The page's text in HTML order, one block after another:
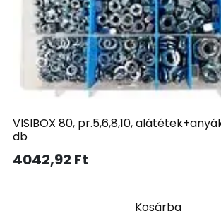
VISIBOX 80, pr.5,6,8,10,
db
4042,92 Ft
Kosárba